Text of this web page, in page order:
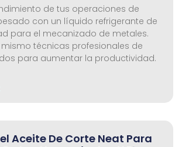
de tus operaciones de
con un líquido refrigerante de
para el mecanizado de metales.
técnicas profesionales de
para aumentar la productividad.
Aceite De Corte Neat Para